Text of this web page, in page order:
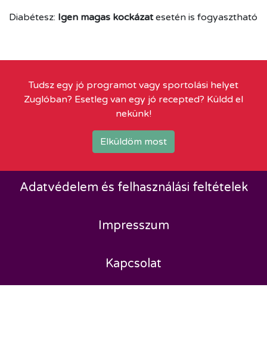
Diabétesz: Igen magas kockázatesetén is fogyasztható
Tudsz egy jó programot vagy sportolási helyet
Zuglóban? Esetleg van egy jó recepted? Küldd el
nekünk!
Elküldöm most
Adatvédelem és felhasználási feltételek
Impresszum
Kapcsolat